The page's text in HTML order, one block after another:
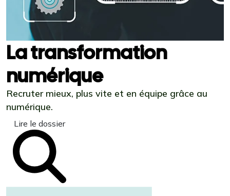
La transformation
numérique
Recruter mieux, plus vite et en équipe grâce au
numérique.
Lire le dossier